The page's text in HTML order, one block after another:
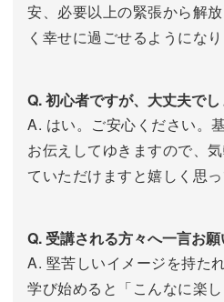
安、必要以上の緊張から解
く幸せに過ごせるようになり
Q. 初心者ですが、大丈夫でし
A. はい。ご安心ください。
お伝えしてゆきますので、
ていただけますと嬉しく思っ
Q. 受講される方々へ一言お
A. 堅苦しいイメージを持た
学び始めると「こんなに楽